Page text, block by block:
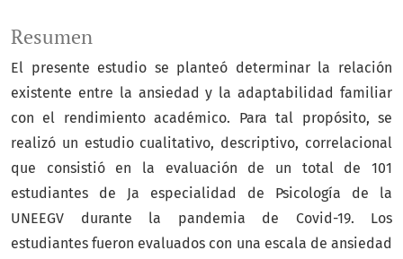
Resumen
El presente estudio se planteó determinar la relación
existente entre la ansiedad y la adaptabilidad familiar
con el rendimiento académico. Para tal propósito, se
realizó un estudio cualitativo, descriptivo, correlacional
que consistió en la evaluación de un total de 101
estudiantes de Ja especialidad de Psicología de la
UNEEGV durante la pandemia de Covid-19. Los
estudiantes fueron evaluados con una escala de ansiedad